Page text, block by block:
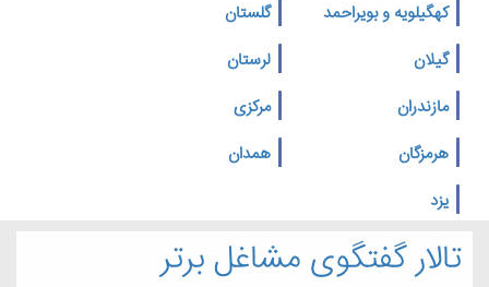
کهگیلویه و بویراحمد
گلستان
گیلان
لرستان
مازندران
مرکزی
هرمزگان
همدان
یزد
تالار گفتگوی مشاغل برتر